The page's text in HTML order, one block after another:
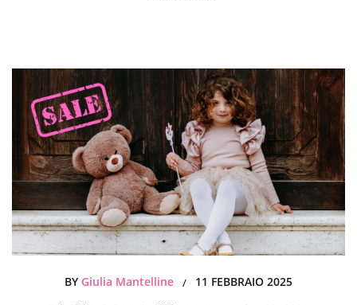
BY Giulia Mantelline / 11 FEBBRAIO 2025